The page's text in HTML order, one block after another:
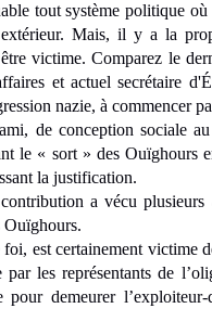
tout système politique où
Mais, il y a la
victime. Comparez le
et actuel secrétaire
nazie, à commencer
de conception sociale
le « sort » des Ouïghours
la justification.
a vécu plusieurs
Ouïghours.
foi, est certainement victime
les représentants de
demeurer l’exploiteur-